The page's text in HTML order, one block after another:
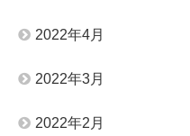
2022年4月
2022年3月
2022年2月